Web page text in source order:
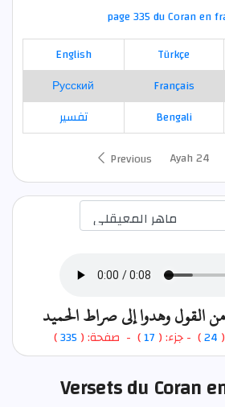
page 335 du Coran en
English
Türkçe
Русский
Français
تفسير
Bengali
Previous
Ayah 24
القول وهدوا إلى صراط الحميد
24
) - جزء: ( 17) - صفحة: ( 335
)
Versets du Coran